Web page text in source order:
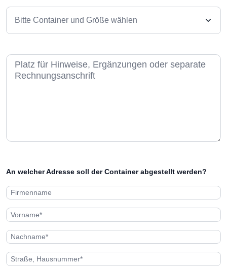
An welcher Adresse soll der Container abgestellt werden?